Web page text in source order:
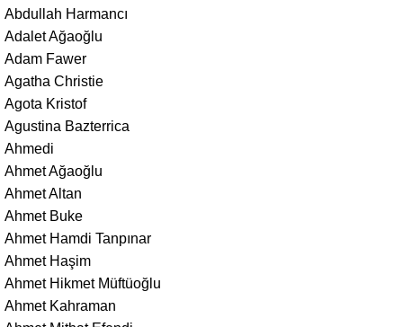
Abdullah Harmancı
Adalet Ağaoğlu
Adam Fawer
Agatha Christie
Agota Kristof
Agustina Bazterrica
Ahmedi
Ahmet Ağaoğlu
Ahmet Altan
Ahmet Buke
Ahmet Hamdi Tanpınar
Ahmet Haşim
Ahmet Hikmet Müftüoğlu
Ahmet Kahraman